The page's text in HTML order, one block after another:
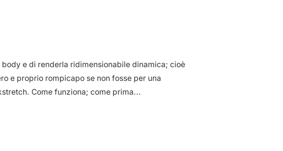
e di renderla ridimensionabile dinamica; cioè
e proprio rompicapo se non fosse per una
Come funziona; come prima...